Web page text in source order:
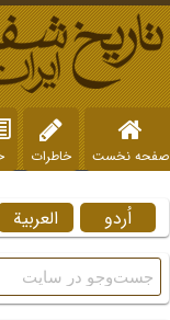
صفحه نخست خاطرات
العربية اُردو